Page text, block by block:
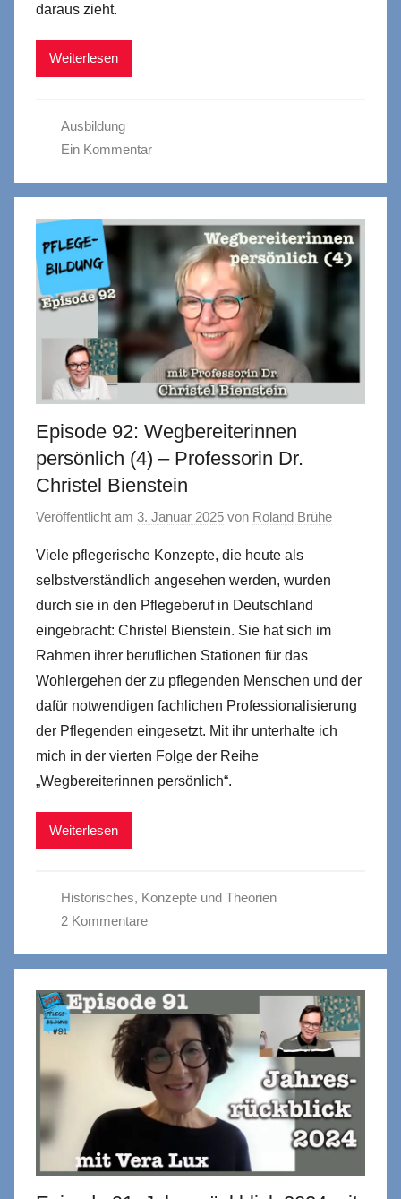
daraus zieht.
Weiterlesen
Ausbildung
Ein Kommentar
Episode 92: Wegbereiterinnen
persönlich (4) – Professorin Dr.
Christel Bienstein
Veröffentlicht am 3. Januar 2025 von Roland Brühe
Viele pflegerische Konzepte, die heute als
selbstverständlich angesehen werden, wurden
durch sie in den Pflegeberuf in Deutschland
eingebracht: Christel Bienstein. Sie hat sich im
Rahmen ihrer beruflichen Stationen für das
Wohlergehen der zu pflegenden Menschen und der
dafür notwendigen fachlichen Professionalisierung
der Pflegenden eingesetzt. Mit ihr unterhalte ich
mich in der vierten Folge der Reihe
„Wegbereiterinnen persönlich“.
Weiterlesen
Historisches, Konzepte und Theorien
2 Kommentare